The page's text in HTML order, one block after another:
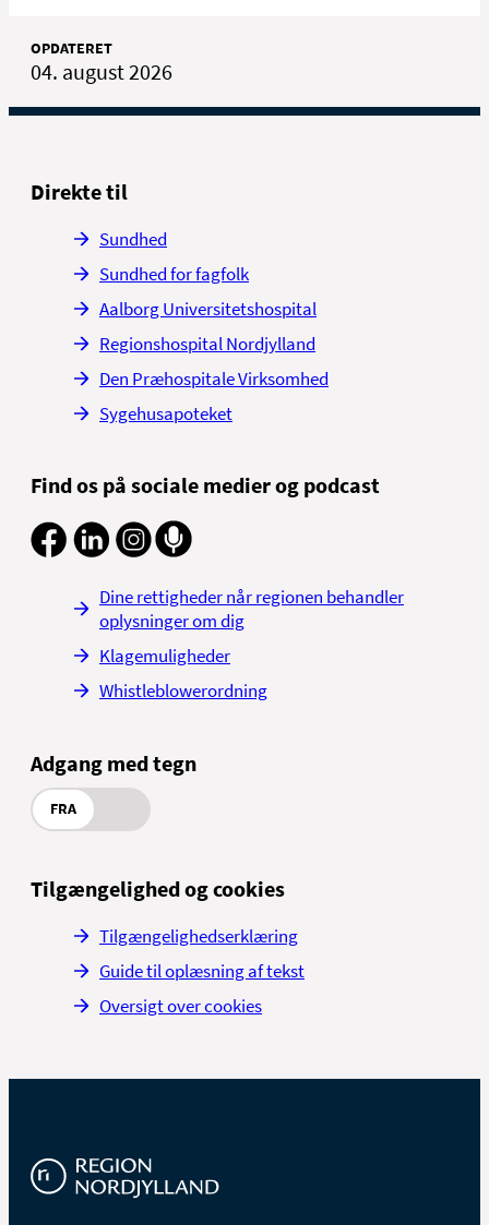
OPDATERET
04. august 2026
Direkte til
Sundhed
Sundhed for fagfolk
Aalborg Universitetshospital
Regionshospital Nordjylland
Den Præhospitale Virksomhed
Sygehusapoteket
Find os på sociale medier og podcast
Dine rettigheder når regionen behandler
oplysninger om dig
Klagemuligheder
Whistleblowerordning
Adgang med tegn
FRA
Tilgængelighed og cookies
Tilgængelighedserklæring
Guide til oplæsning af tekst
Oversigt over cookies